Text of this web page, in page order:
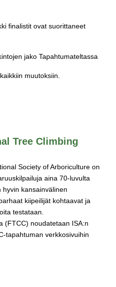
finalistit ovat suorittaneet
jako Tapahtumateltassa
muutoksiin.
Tree Climbing
Society of Arboriculture on
aina 70-luvulta
kansainvälinen
kiipeilijät kohtaavat ja
testataan.
(FTCC) noudatetaan ISA:n
tapahtuman verkkosivuihin